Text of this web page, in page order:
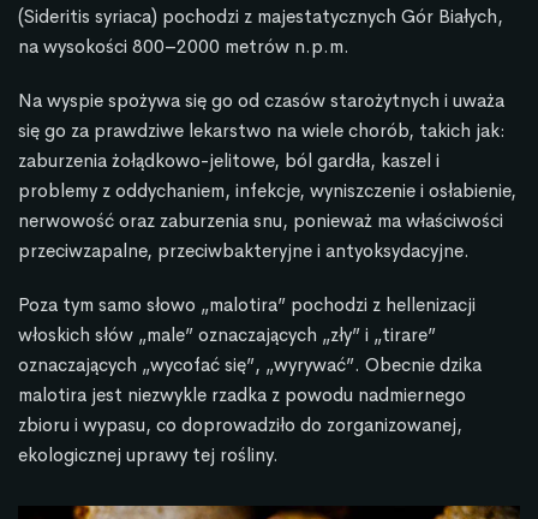
(Sideritis syriaca) pochodzi z majestatycznych Gór Białych,
na wysokości 800–2000 metrów n.p.m.
Na wyspie spożywa się go od czasów starożytnych i uważa
się go za prawdziwe lekarstwo na wiele chorób, takich jak:
zaburzenia żołądkowo-jelitowe, ból gardła, kaszel i
problemy z oddychaniem, infekcje, wyniszczenie i osłabienie,
nerwowość oraz zaburzenia snu, ponieważ ma właściwości
przeciwzapalne, przeciwbakteryjne i antyoksydacyjne.
Poza tym samo słowo „malotira” pochodzi z hellenizacji
włoskich słów „male” oznaczających „zły” i „tirare”
oznaczających „wycofać się”, „wyrywać”. Obecnie dzika
malotira jest niezwykle rzadka z powodu nadmiernego
zbioru i wypasu, co doprowadziło do zorganizowanej,
ekologicznej uprawy tej rośliny.